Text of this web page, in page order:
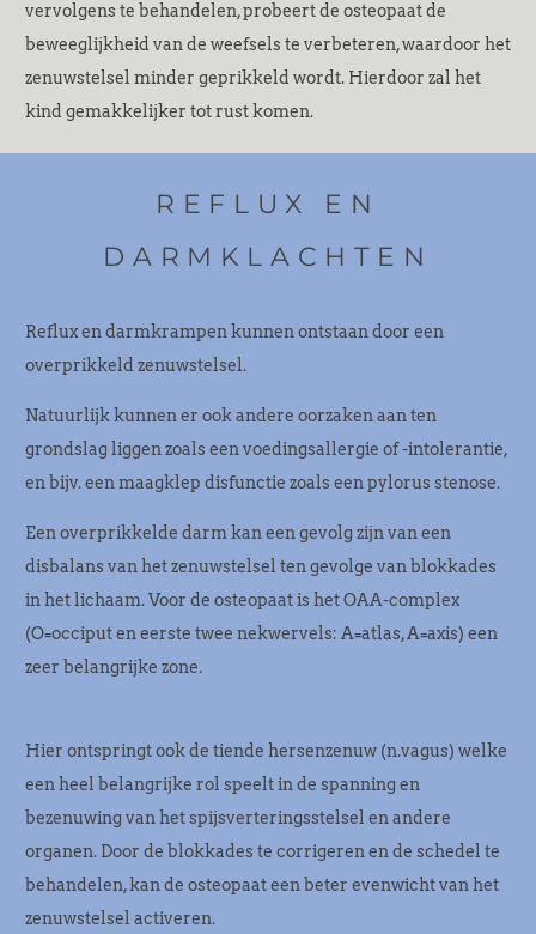
vervolgens te behandelen, probeert de osteopaat de
beweeglijkheid van de weefsels te verbeteren, waardoor het
zenuwstelsel minder geprikkeld wordt. Hierdoor zal het
kind gemakkelijker tot rust komen.
REFLUX EN
DARMKLACHTEN
Reflux en darmkrampen kunnen ontstaan door een
overprikkeld zenuwstelsel.
Natuurlijk kunnen er ook andere oorzaken aan ten
grondslag liggen zoals een voedingsallergie of -intolerantie,
en bijv. een maagklep disfunctie zoals een pylorus stenose.
Een overprikkelde darm kan een gevolg zijn van een
disbalans van het zenuwstelsel ten gevolge van blokkades
in het lichaam. Voor de osteopaat is het OAA-complex
(O=occiput en eerste twee nekwervels: A=atlas, A=axis) een
zeer belangrijke zone.
Hier ontspringt ook de tiende hersenzenuw (n.vagus) welke
een heel belangrijke rol speelt in de spanning en
bezenuwing van het spijsverteringsstelsel en andere
organen. Door de blokkades te corrigeren en de schedel te
behandelen, kan de osteopaat een beter evenwicht van het
zenuwstelsel activeren.